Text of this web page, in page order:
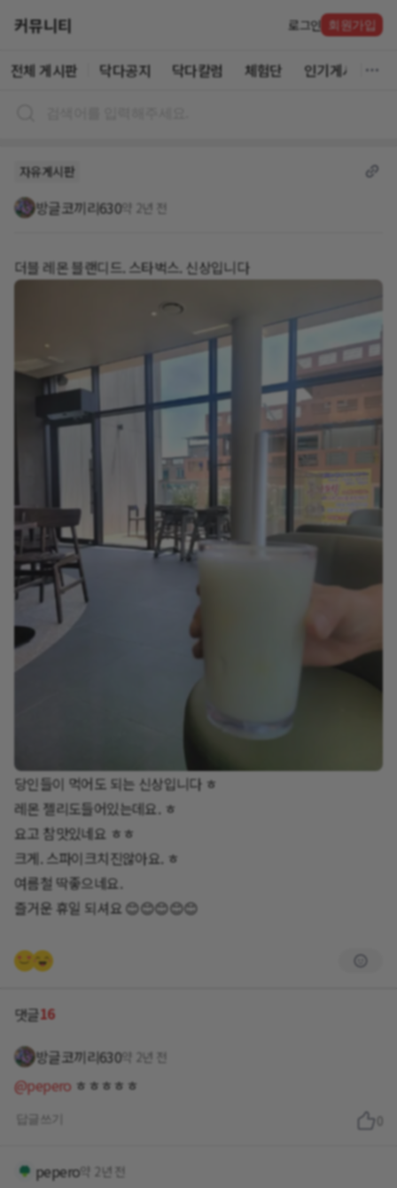
커뮤니티 로그인 회원가입
전체 게시판 닥다공지 닥다칼럼 체험단 인기게시글
자유게시판
방글코끼리630약 2년 전
더블 레몬 블랜디드. 스타벅스. 신상입니다
당인들이 먹어도 되는 신상입니다 ㅎ
레몬 젤리도들어있는데요. ㅎ
요고 참맛있네요 ㅎㅎ
크게. 스파이크치진않아요. ㅎ
여름철 딱좋으네요.
즐거운 휴일 되셔요 😊😊😊😊😊
댓글16
방글코끼리630약 2년 전
@pepero ㅎㅎㅎㅎㅎ
pepero약 2년 전